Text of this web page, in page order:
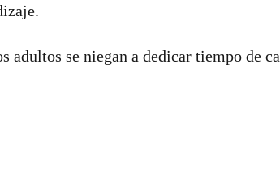
adultos se niegan a dedicar tiempo de